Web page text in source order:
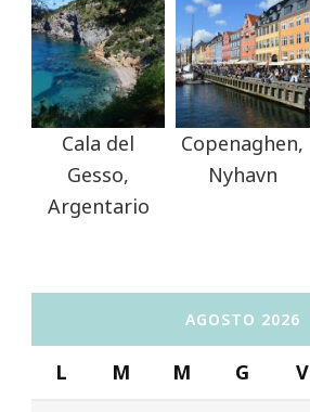
Cala del
Gesso,
Argentario
Copenaghen,
Nyhavn
AGOSTO 2026
L M M G V